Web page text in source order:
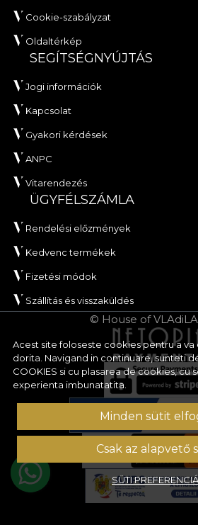
Acest site foloseste cookies pentru a
dorita. Navigand in continuare, sunteti
COOKIES si cu plasarea de cookies, cu
experienta imbunatatita.
Minden sütit
Csak az alapvető
SÜTI
Cookie-szabályzat
Oldaltérkép
SEGÍTSÉGNYÚJTÁS
Jogi információk
Kapcsolat
Gyakori kérdések
ANPC
Vitarendezés
ÜGYFÉLSZÁMLA
Rendelési előzmények
Kedvenc termékek
Fizetési módok
Szállítás és visszaküldés
© House of